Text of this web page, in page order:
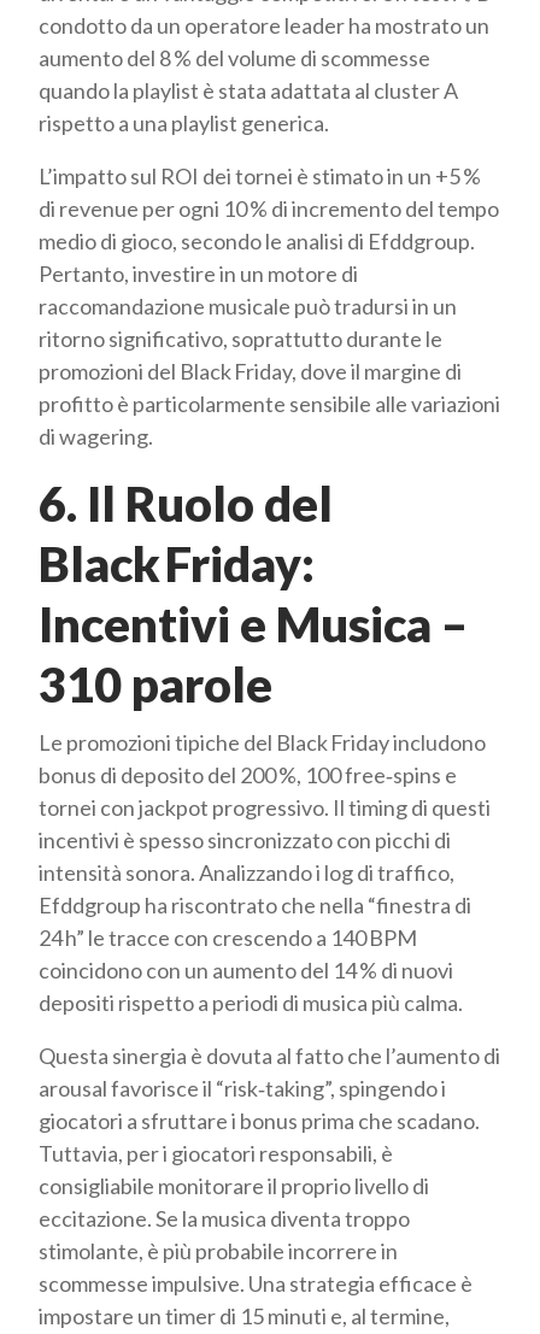
condotto da un operatore leader ha mostrato un
aumento del 8 % del volume di scommesse
quando la playlist è stata adattata al cluster A
rispetto a una playlist generica.
L’impatto sul ROI dei tornei è stimato in un +5 %
di revenue per ogni 10 % di incremento del tempo
medio di gioco, secondo le analisi di Efddgroup.
Pertanto, investire in un motore di
raccomandazione musicale può tradursi in un
ritorno significativo, soprattutto durante le
promozioni del Black Friday, dove il margine di
profitto è particolarmente sensibile alle variazioni
di wagering.
6. Il Ruolo del
Black Friday:
Incentivi e Musica –
310 parole
Le promozioni tipiche del Black Friday includono
bonus di deposito del 200 %, 100 free‑spins e
tornei con jackpot progressivo. Il timing di questi
incentivi è spesso sincronizzato con picchi di
intensità sonora. Analizzando i log di traffico,
Efddgroup ha riscontrato che nella “finestra di
24 h” le tracce con crescendo a 140 BPM
coincidono con un aumento del 14 % di nuovi
depositi rispetto a periodi di musica più calma.
Questa sinergia è dovuta al fatto che l’aumento di
arousal favorisce il “risk‑taking”, spingendo i
giocatori a sfruttare i bonus prima che scadano.
Tuttavia, per i giocatori responsabili, è
consigliabile monitorare il proprio livello di
eccitazione. Se la musica diventa troppo
stimolante, è più probabile incorrere in
scommesse impulsive. Una strategia efficace è
impostare un timer di 15 minuti e, al termine,